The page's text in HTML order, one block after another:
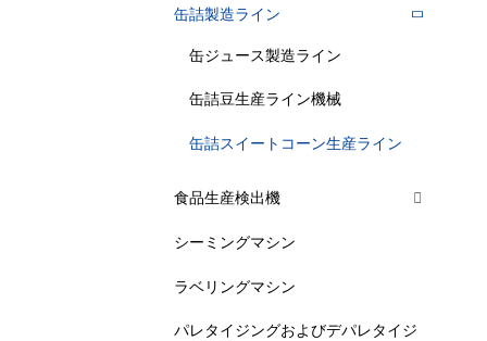
缶詰製造ライン
缶ジュース製造ライン
缶詰豆生産ライン機械
缶詰スイートコーン生産ライン
食品生産検出機
シーミングマシン
ラベリングマシン
パレタイジングおよびデパレタイジ